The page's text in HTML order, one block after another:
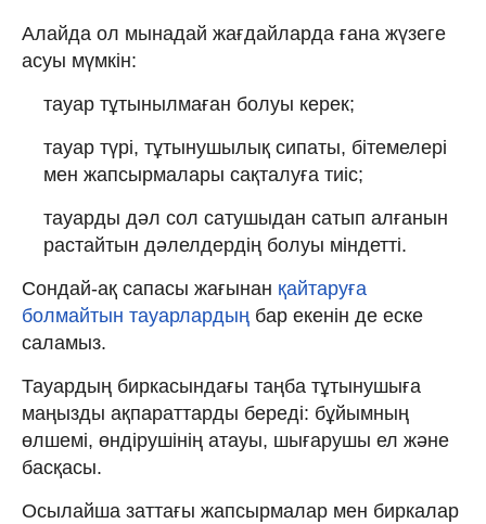
Алайда ол мынадай жағдайларда ғана жүзеге
асуы мүмкін:
тауар тұтынылмаған болуы керек;
тауар түрі, тұтынушылық сипаты, бітемелері
мен жапсырмалары сақталуға тиіс;
тауарды дәл сол сатушыдан сатып алғанын
растайтын дәлелдердің болуы міндетті.
Сондай-ақ сапасы жағынан қайтаруға
болмайтын тауарлардың бар екенін де еске
саламыз.
Тауардың биркасындағы таңба тұтынушыға
маңызды ақпараттарды береді: бұйымның
өлшемі, өндірушінің атауы, шығарушы ел және
басқасы.
Осылайша заттағы жапсырмалар мен биркалар